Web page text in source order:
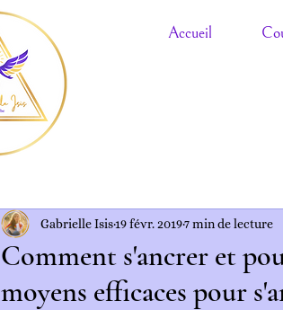
Accueil
Comment s'ancrer et
moyens efficaces pour
Gabrielle Isis19 févr. 20197 min de lecture